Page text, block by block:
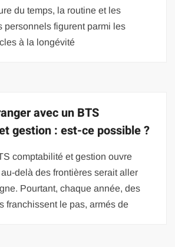
du temps, la routine et les
personnels figurent parmi les
à la longévité
avec un BTS
gestion : est-ce possible ?
comptabilité et gestion ouvre
delà des frontières serait aller
Pourtant, chaque année, des
franchissent le pas, armés de